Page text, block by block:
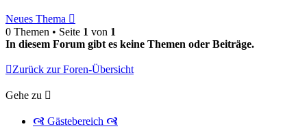
Neues Thema
0 Themen • Seite 1 von 1
In diesem Forum gibt es keine Themen oder Beiträge.
Zurück zur Foren-Übersicht
Gehe zu
🙧 Gästebereich 🙧